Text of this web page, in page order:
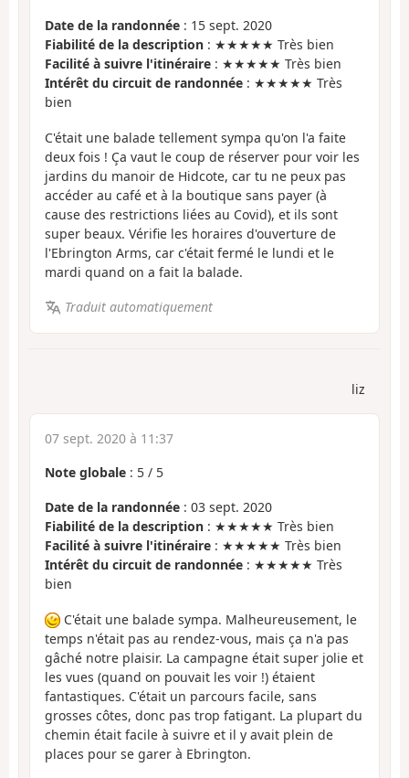
Date de la randonnée : 15 sept. 2020
Fiabilité de la description : ★★★★★ Très bien
Facilité à suivre l'itinéraire : ★★★★★ Très bien
Intérêt du circuit de randonnée : ★★★★★ Très
bien
C'était une balade tellement sympa qu'on l'a faite
deux fois ! Ça vaut le coup de réserver pour voir les
jardins du manoir de Hidcote, car tu ne peux pas
accéder au café et à la boutique sans payer (à
cause des restrictions liées au Covid), et ils sont
super beaux. Vérifie les horaires d'ouverture de
l'Ebrington Arms, car c'était fermé le lundi et le
mardi quand on a fait la balade.
Traduit automatiquement
liz
07 sept. 2020 à 11:37
Note globale : 5 / 5
Date de la randonnée : 03 sept. 2020
Fiabilité de la description : ★★★★★ Très bien
Facilité à suivre l'itinéraire : ★★★★★ Très bien
Intérêt du circuit de randonnée : ★★★★★ Très
bien
C'était une balade sympa. Malheureusement, le
temps n'était pas au rendez-vous, mais ça n'a pas
gâché notre plaisir. La campagne était super jolie et
les vues (quand on pouvait les voir !) étaient
fantastiques. C'était un parcours facile, sans
grosses côtes, donc pas trop fatigant. La plupart du
chemin était facile à suivre et il y avait plein de
places pour se garer à Ebrington.